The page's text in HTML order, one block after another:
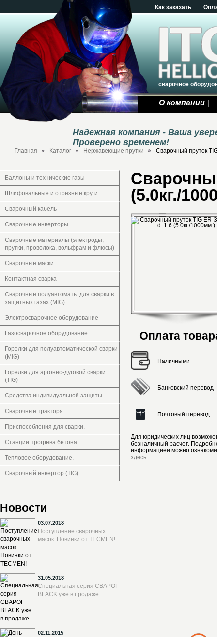
Как заказать
сварочное
О компании
Надежная компания - Ваша
Проверено временем!
Главная Каталог Нержавеющие прутки Сварочный пруток
Баллоны и технические газы
Шлифовальные и отрезные круги
Сварочный кабель
Сварочные инверторы
Сварочные материалы (электроды,
прутки, проволока, вольфрам и флюсы)
Сварочные маски
Контактная сварка
Сварочные полуавтоматы для сварки в
защитных газах (MIG)
Электросварочное оборудование
Газосварочное оборудование
Горелки для полуавтоматической сварки
(MIG)
Горелки для аргонно-дуговой сварки
(TIG)
Средства индивидуальной защиты
Сварочные трактора
Приспособления для сварки.
Станции прогрева бетона
Тепловое оборудование.
Сварочный инвертор (TIG)
Новости
03.07.2018
Поступление сварочных
масок. Новинки от TECMEN!
31.05.2018
Специальная серия СВАРОГ
BLACK уже в продаже
02.11.2015
(5.0кг./
Оплата
Наличными
Банковский перевод
Почтовый перевод
Для юридических лиц
безналичный расчет.
информацией можно
здесь.